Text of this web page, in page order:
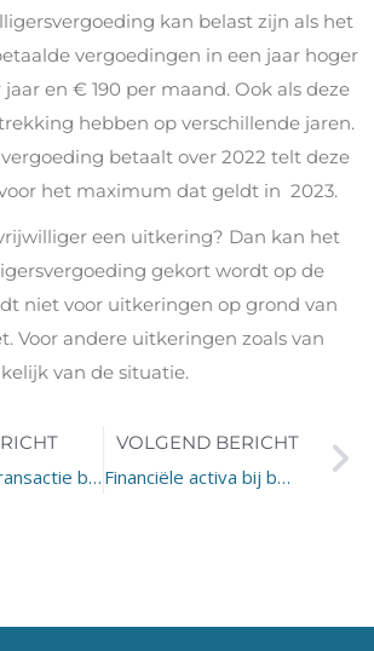
kan belast zijn als het
vergoedingen in een jaar hoger
jaar en € 190 per maand. Ook als deze
hebben op verschillende jaren.
betaalt over 2022 telt deze
het maximum dat geldt in 2023.
een uitkering? Dan kan het
gekort wordt op de
niet voor uitkeringen op grond van
Voor andere uitkeringen zoals van
van de situatie.
Vastgoedtransactie belast
VOLGEND BERICHT
Financiële activa bij bedrijfsopvolging vrijgesteld?